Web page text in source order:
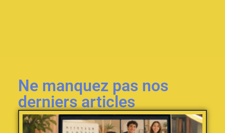
Ne manquez pas nos
derniers articles